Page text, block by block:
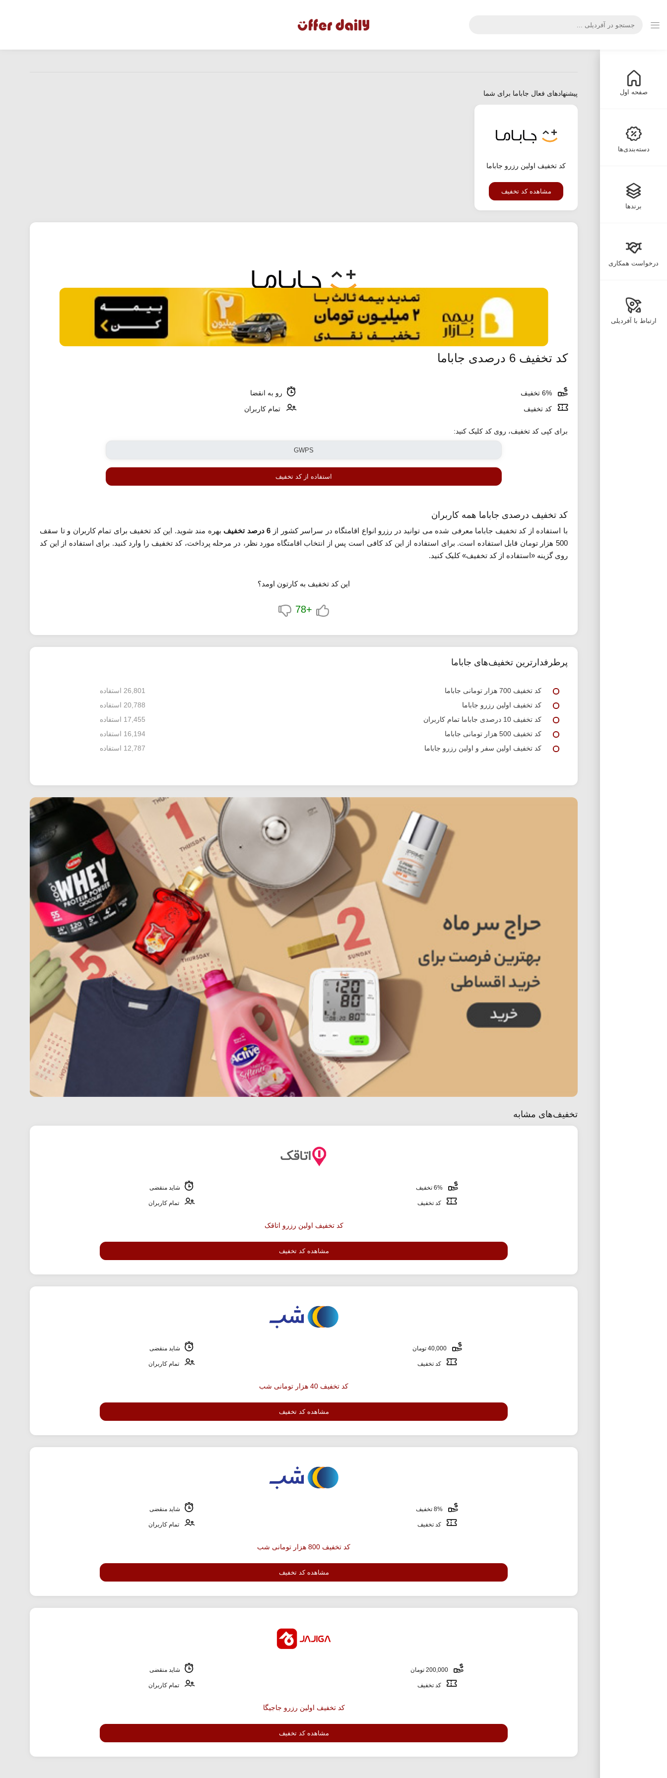
صفحه اول
دسته‌بندی‌ها
برندها
درخواست همکاری
ارتباط با آفردیلی
پیشنهادهای فعال جاباما برای شما
کد تخفیف اولین رزرو جاباما
مشاهده کد تخفیف
کد تخفیف 6 درصدی جاباما
رو به انقضا
کد تخفیف
تمام کاربران
برای کپی کد تخفیف، روی کد کلیک کنید:
استفاده از کد تخفیف
کد تخفیف درصدی جاباما همه کاربران
با استفاده از کد تخفیف جاباما معرفی شده می توانید در رزرو انواع اقامتگاه در سراسر کشور از 6 درصد تخفیف
بهره مند شوید. این کد تخفیف برای تمام کاربران و تا سقف
500 هزار تومان قابل استفاده است. برای استفاده از این کد کافی است پس از انتخاب اقامتگاه مورد نظر، در مرحله پرداخت، کد تخفیف را وارد کنید. برای استفاده از این کد
روی گزینه «استفاده از کد تخفیف» کلیک کنید.
این کد تخفیف به کارتون اومد؟
+78
پرطرفدارترین تخفیف‌های جاباما
کد تخفیف 700 هزار تومانی جاباما
26,801 استفاده
کد تخفیف اولین رزرو جاباما
20,788 استفاده
کد تخفیف 10 درصدی جاباما تمام کاربران
17,455 استفاده
کد تخفیف 500 هزار تومانی جاباما
16,194 استفاده
کد تخفیف اولین سفر و اولین رزرو جاباما
12,787 استفاده
تخفیف‌های مشابه
شاید منقضی
کد تخفیف تمام کاربران
کد تخفیف اولین رزرو اتاقک
مشاهده کد تخفیف
40,000 تومان شاید منقضی
کد تخفیف تمام کاربران
کد تخفیف 40 هزار تومانی شب
مشاهده کد تخفیف
شاید منقضی
کد تخفیف تمام کاربران
کد تخفیف 800 هزار تومانی شب
مشاهده کد تخفیف
شاید منقضی
کد تخفیف تمام کاربران
کد تخفیف اولین رزرو جاجیگا
مشاهده کد تخفیف